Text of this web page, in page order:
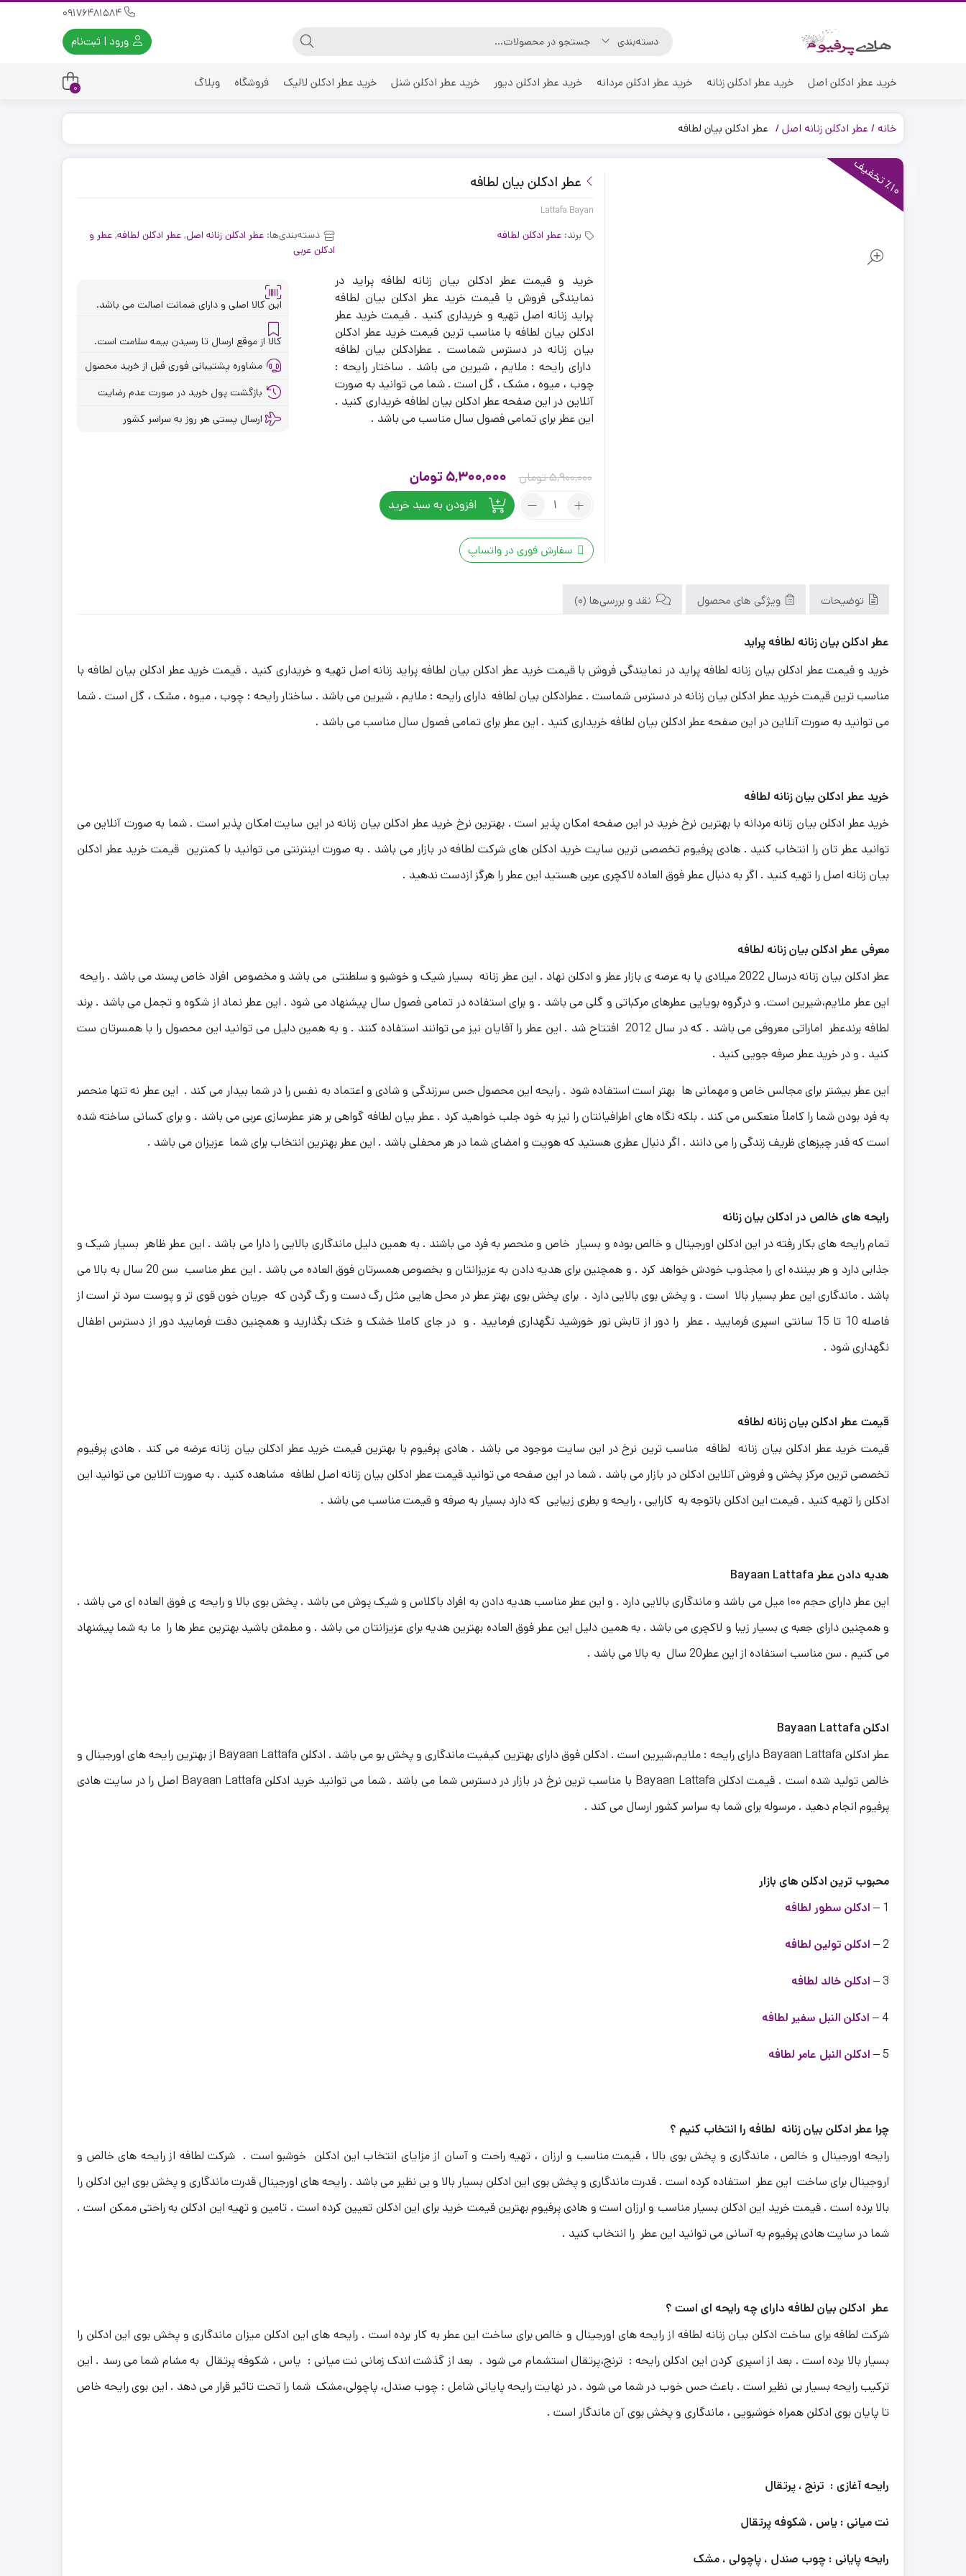
ورود | ثبت‌نام
خرید عطر ادکلن اصل خرید عطر ادکلن زنانه خرید عطر ادکلن مردانه خرید عطر ادکلن دیور خرید عطر ادکلن شنل خرید عطر ادکلن لالیک فروشگاه وبلاگ 0
خانه عطر ادکلن زنانه اصل عطر ادکلن بیان لطافه
٪1
0
ت
خ
ف
یف عطر ادکلن بیان لطافه
Lattafa Bayan
برند:عطر ادکلن لطافه دسته‌بندی‌ها: عطر ادکلن زنانه اصل, عطر ادکلن لطافه, عطر و
ادکلن عربی
خرید و قیمت عطر ادکلن بیان زنانه لطافه پراید در
نمایندگی فروش با قیمت خرید عطر ادکلن بیان لطافه
پراید زنانه اصل تهیه و خریداری کنید . قیمت خرید عطر
ادکلن بیان لطافه با مناسب ترین قیمت خرید عطر ادکلن
بیان زنانه در دسترس شماست . عطرادکلن بیان لطافه
دارای رایحه : ملایم ، شیرین می باشد . ساختار رایحه :
چوب ، میوه ، مشک ، گل است . شما می توانید به صورت
آنلاین در این صفحه عطر ادکلن بیان لطافه خریداری کنید .
این عطر برای تمامی فصول سال مناسب می باشد .
این کالا اصلی و دارای ضمانت اصالت می باشد.
کالا از موقع ارسال تا رسیدن بیمه سلامت است.
مشاوره پشتیبانی فوری قبل از خرید محصول
بازگشت پول خرید در صورت عدم رضایت
ارسال پستی هر روز به سراسر کشور
5,900,000تومان
قیمت
اصلی
5,900,000 تومان
بود.
5,300,000 تومان
فعلی
تعداد:
بیان
لطافه
افزودن به سبد خرید
سفارش فوری در واتساپ
توضیحات ویژگی های محصول نقد و بررسی‌ها (0)
عطر ادکلن بیان زنانه لطافه پراید
خرید و قیمت عطر ادکلن بیان زنانه لطافه پراید در نمایندگی فروش با قیمت خرید عطر ادکلن بیان لطافه پراید زنانه اصل تهیه و خریداری کنید . قیمت خرید عطر ادکلن بیان لطافه با
مناسب ترین قیمت خرید عطر ادکلن بیان زنانه در دسترس شماست . عطرادکلن بیان لطافه دارای رایحه : ملایم ، شیرین می باشد . ساختار رایحه : چوب ، میوه ، مشک ، گل است . شما
می توانید به صورت آنلاین در این صفحه عطر ادکلن بیان لطافه خریداری کنید . این عطر برای تمامی فصول سال مناسب می باشد .
خرید عطر ادکلن بیان زنانه لطافه
خرید عطر ادکلن بیان زنانه مردانه با بهترین نرخ خرید در این صفحه امکان پذیر است . بهترین نرخ خرید عطر ادکلن بیان زنانه در این سایت امکان پذیر است . شما به صورت آنلاین می
توانید عطر تان را انتخاب کنید . هادی پرفیوم تخصصی ترین سایت خرید ادکلن های شرکت لطافه در بازار می باشد . به صورت اینترنتی می توانید با کمترین قیمت خرید عطر ادکلن
بیان زنانه اصل را تهیه کنید . اگر به دنبال عطر فوق العاده لاکچری عربی هستید این عطر را هرگز ازدست ندهید .
معرفی عطر ادکلن بیان زنانه لطافه
عطر ادکلن بیان زنانه درسال 2022 میلادی پا به عرصه ی بازار عطر و ادکلن نهاد . این عطر زنانه بسیار شیک و خوشبو و سلطنتی می باشد و مخصوص افراد خاص پسند می باشد . رایحه
این عطر ملایم،شیرین است. و درگروه بویایی عطرهای مرکباتی و گلی می باشد . و برای استفاده در تمامی فصول سال پیشنهاد می ‌شود . این عطر نماد از شکوه و تجمل می باشد . برند
لطافه برندعطر اماراتی معروفی می باشد . که در سال 2012 افتتاح شد .
این عطر را آقایان نیز می توانند استفاده کنند . و به همین دلیل می توانید این محصول را با همسرتان ست
کنید . و در خرید عطر صرفه جویی کنید .
این عطر بیشتر برای مجالس خاص و مهمانی ها بهتر است استفاده شود . رایحه این محصول حس سرزندگی و شادی و اعتماد به نفس را در شما بیدار می کند . این عطر نه تنها منحصر
به فرد بودن شما را کاملاً منعکس می کند . بلکه نگاه های اطرافیانتان را نیز به خود جلب خواهید کرد . عطر بیان لطافه گواهی بر هنر عطرسازی عربی می باشد . و برای کسانی ساخته شده
است که قدر چیزهای ظریف زندگی را می دانند . اگر دنبال عطری هستید که هویت و امضای شما در هر محفلی باشد . این عطر بهترین انتخاب برای شما عزیزان می باشد .
رایحه های خالص در ادکلن بیان زنانه
تمام رایحه های بکار رفته در این ادکلن اورجینال و خالص بوده و بسیار خاص و منحصر به فرد می باشند . به همین دلیل ماندگاری بالایی را دارا می باشد . این عطر ظاهر بسیار شیک و
جذابی دارد و هر بیننده ای را مجذوب خودش خواهد کرد . و همچنین برای هدیه دادن به عزیزانتان و بخصوص همسرتان فوق العاده می باشد .
این عطر مناسب سن 20 سال به بالا می
باشد . ماندگاری این عطر بسیار بالا است . و پخش بوی بالایی دارد . برای پخش بوی بهتر عطر در محل هایی مثل رگ دست و رگ گردن که جریان خون قوی تر و پوست سرد تر است از
فاصله 10 تا 15 سانتی اسپری فرمایید .
عطر را دور از تابش نور خورشید نگهداری فرمایید . و در جای کاملا خشک و خنک بگذارید و همچنین دقت فرمایید دور از دسترس اطفال
نگهداری شود .
قیمت عطر ادکلن بیان زنانه لطافه
قیمت خرید عطر ادکلن بیان زنانه لطافه مناسب ترین نرخ در این سایت موجود می باشد . هادی پرفیوم با بهترین قیمت خرید عطر ادکلن بیان زنانه عرضه می کند . هادی پرفیوم
تخصصی ترین مرکز پخش و فروش آنلاین ادکلن در بازار می باشد . شما در این صفحه می توانید قیمت عطر ادکلن بیان زنانه اصل لطافه مشاهده کنید . به صورت آنلاین می توانید این
ادکلن را تهیه کنید . قیمت این ادکلن باتوجه به کارایی ، رایحه و بطری زیبایی که دارد بسیار به صرفه و قیمت مناسب می باشد .
هدیه دادن عطر Bayaan Lattafa
این عطر دارای حجم ۱۰۰ میل می باشد و ماندگاری بالایی دارد . و این عطر مناسب هدیه دادن به افراد باکلاس و شیک پوش می باشد
. پخش بوی بالا و رایحه ی فوق العاده ای می باشد .
و همچنین دارای جعبه ی بسیار زیبا و لاکچری می باشد . به همین دلیل این عطر فوق العاده بهترین هدیه برای عزیزانتان می باشد . و مطمئن باشید بهترین عطر ها را ما به شما پیشنهاد
می کنیم . سن مناسب استفاده از این عطر20 سال به بالا می باشد .
ادکلن Bayaan Lattafa
عطر ادکلن Bayaan Lattafa دارای رایحه : ملایم،شیرین است . ادکلن فوق دارای بهترین کیفیت ماندگاری و پخش بو می باشد . ادکلن Bayaan Lattafa از بهترین رایحه های اورجینال و
خالص تولید شده است . قیمت ادکلن Bayaan Lattafa با مناسب ترین نرخ در بازار در دسترس شما می باشد . شما می توانید خرید ادکلن Bayaan Lattafa اصل را در سایت هادی
پرفیوم انجام دهید . مرسوله برای شما به سراسر کشور ارسال می کند .
محبوب ترین ادکلن های بازار
1 –
ادکلن سطور لطافه
2 – ادکلن تولین لطافه
3 – ادکلن خالد لطافه
4 – ادکلن النبل سفیر لطافه
5 – ادکلن النبل عامر لطافه
چرا عطر ادکلن بیان زنانه لطافه را انتخاب کنیم ؟
رایحه اورجینال و خالص ، ماندگاری و پخش بوی بالا ، قیمت مناسب و ارزان ، تهیه راحت و آسان از مزایای انتخاب این ادکلن خوشبو است . شرکت لطافه از رایحه های خالص و
اروجینال برای ساخت این عطر استفاده کرده است . قدرت ماندگاری و پخش بوی این ادکلن بسیار بالا و بی نظیر می باشد . رایحه های اورجینال قدرت ماندگاری و پخش بوی این ادکلن را
بالا برده است . قیمت خرید این ادکلن بسیار مناسب و ارزان است و هادی پرفیوم بهترین قیمت خرید برای این ادکلن تعیین کرده است . تامین و تهیه این ادکلن به راحتی ممکن است .
شما در سایت هادی پرفیوم به آسانی می توانید این عطر را انتخاب کنید .
عطر ادکلن بیان لطافه دارای چه رایحه ای است ؟
شرکت لطافه برای ساخت ادکلن بیان زنانه لطافه از رایحه های اورجینال و خالص برای ساخت این عطر به کار برده است . رایحه های این ادکلن میزان ماندگاری و پخش بوی این ادکلن را
بسیار بالا برده است . بعد از اسپری کردن این ادکلن رایحه : ترنج،پرتقال استشمام می شود . بعد از گذشت اندک زمانی نت میانی : یاس ، شکوفه پرتقال به مشام شما می رسد . این
ترکیب رایحه بسیار بی نظیر است . باعث حس خوب در شما می شود . در نهایت رایحه پایانی شامل : چوب صندل، پاچولی،مشک شما را تحت تاثیر قرار می دهد . این بوی رایحه خاص
تا پایان بوی ادکلن همراه خوشبویی ، ماندگاری و پخش بوی آن ماندگار است .
رایحه آغازی : ترنج ، پرتقال
نت میانی : یاس ، شکوفه پرتقال
رایحه پایانی : چوب صندل ، پاچولی ، مشک